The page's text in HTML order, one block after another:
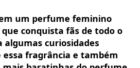
um perfume feminino
conquista fãs de todo o
algumas curiosidades
fragrância e também